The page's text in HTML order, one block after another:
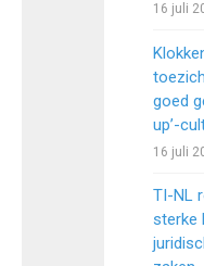
16 juli
goed
up’-
16 juli
TI-NL
sterke